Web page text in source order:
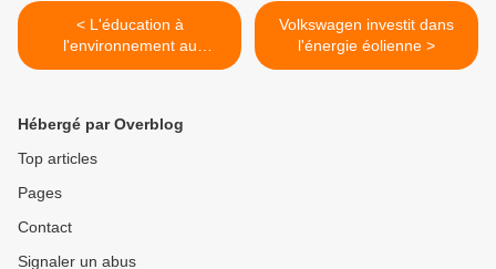
< L'éducation à
l'environnement au
programme de la rentrée
Volkswagen investit dans
l'énergie éolienne >
Hébergé par Overblog
Top articles
Pages
Contact
Signaler un abus